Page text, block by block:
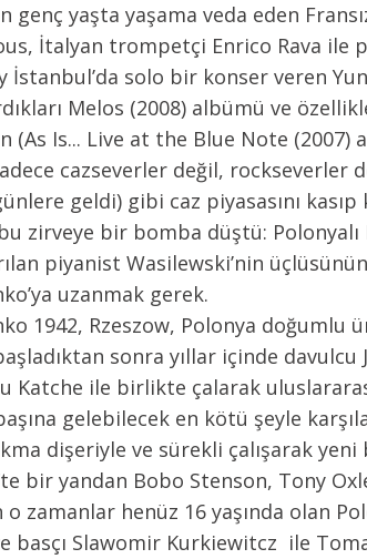
genç yaşta yaşama veda eden
İtalyan trompetçi Enrico Rava ile
İstanbul’da solo bir konser veren
Melos (2008) albümü ve
(As Is... Live at the Blue Note
cazseverler değil,
geldi) gibi caz piyasasını
zirveye bir bomba düştü:
piyanist Wasilewski’nin
uzanmak gerek.
1942, Rzeszow, Polonya doğumlu
sonra yıllar içinde
Katche ile birlikte çalarak
gelebilecek en kötü şeyle
dişeriyle ve sürekli çalışarak
bir yandan Bobo Stenson, Tony
o zamanlar henüz 16 yaşında olan
basçı Slawomir Kurkiewitcz ile